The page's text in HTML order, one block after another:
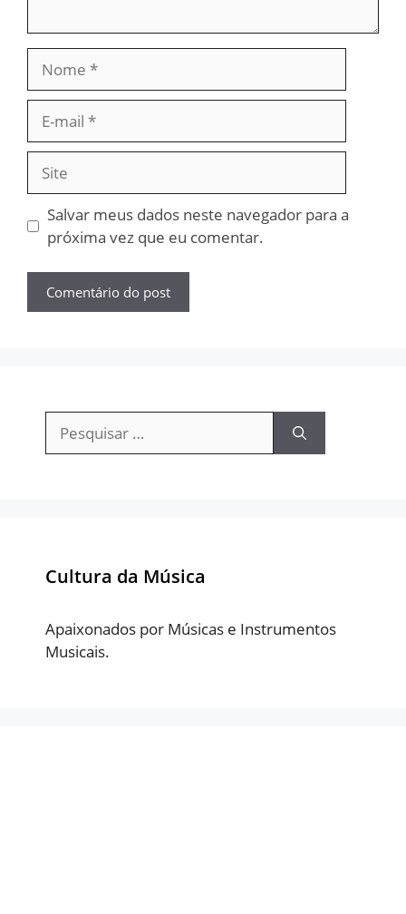
mail
Site
Salvar meus dados neste navegador para a
próxima vez que eu comentar.
por:
Cultura da Música
Apaixonados por Músicas e Instrumentos
Musicais.